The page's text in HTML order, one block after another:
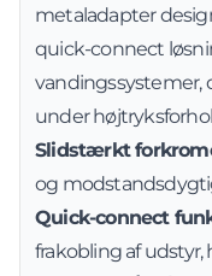
metaladapter
quick-connect
vandingssystemer,
under
Slidstærkt
og
Quick-connect
frakobling af udstyr,